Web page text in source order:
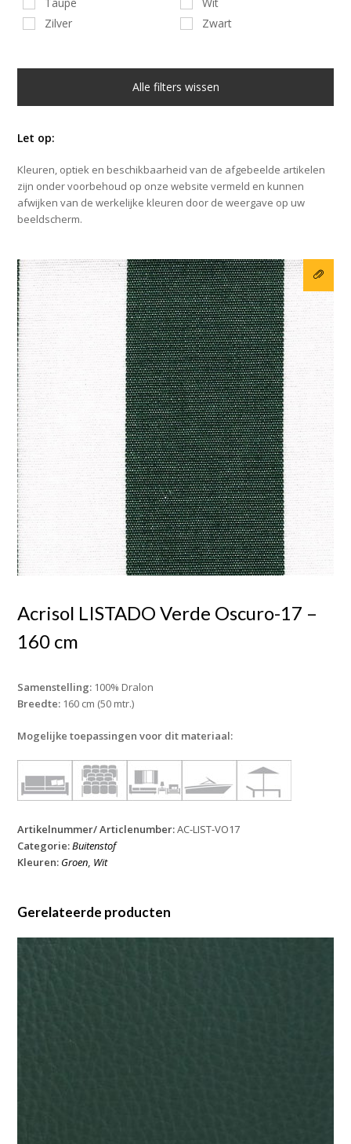
Zilver
Zwart
Alle filters wissen
Let op:
Kleuren, optiek en beschikbaarheid van de afgebeelde artikelen
zijn onder voorbehoud op onze website vermeld en kunnen
afwijken van de werkelijke kleuren door de weergave op uw
beeldscherm.
Acrisol LISTADO Verde Oscuro-17 –
160 cm
Samenstelling: 100% Dralon
Breedte: 160 cm (50 mtr.)
Mogelijke toepassingen voor dit materiaal:
Artikelnummer/ Articlenumber:AC-LIST-VO17
Categorie:Buitenstof
Kleuren: Groen, Wit
Gerelateerde producten